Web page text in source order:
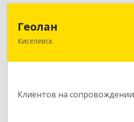
Геолан
Киселевск
Клиентов на сопровождении